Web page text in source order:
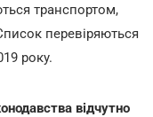
транспортом,
перевіряються
року.
відчутно